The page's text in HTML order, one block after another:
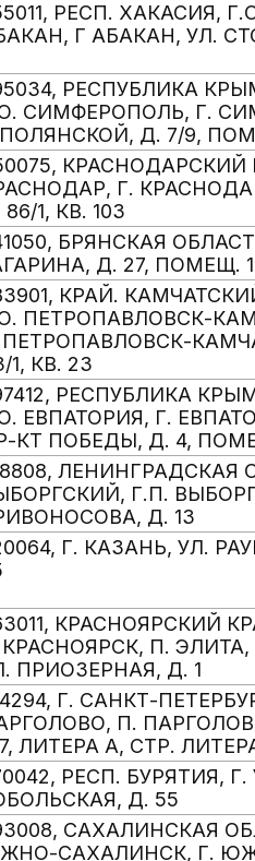
РЕСП. ХАКАСИЯ,
Г АБАКАН, УЛ.
РЕСПУБЛИКА
СИМФЕРОПОЛЬ, Г.
Д. 7/9,
КРАСНОДАРСКИЙ
Г.
1, КВ. 103
БРЯНСКАЯ
Д. 27, ПОМЕЩ.
КРАЙ.
ПЕТРОПАВЛОВСК-
ПЕТРОПАВЛОВСК-
1, КВ. 23
РЕСПУБЛИКА
ЕВПАТОРИЯ, Г.
КТ ПОБЕДЫ, Д. 4,
ЛЕНИНГРАДСКАЯ
Г.П.
Д. 13
Г. КАЗАНЬ, УЛ.
КРАСНОЯРСКИЙ
КРАСНОЯРСК, П. ЭЛИТА,
ПРИОЗЕРНАЯ, Д. 1
Г. САНКТ-
П.
ЛИТЕРА А, СТР.
РЕСП. БУРЯТИЯ,
Д. 55
САХАЛИНСКАЯ
САХАЛИНСК, Г.